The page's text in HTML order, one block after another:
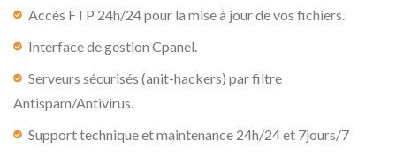
Accès FTP 24h/24 pour la mise à jour de vos fichiers.
Interface de gestion Cpanel.
Serveurs sécurisés (anit-hackers) par filtre
Antispam/Antivirus.
Support technique et maintenance 24h/24 et 7jours/7